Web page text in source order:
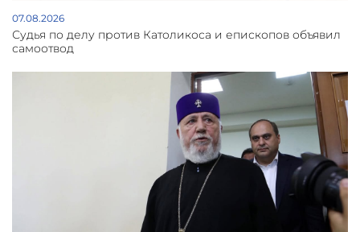
07.08.2026
Судья по делу против Католикоса и епископов объявил
самоотвод